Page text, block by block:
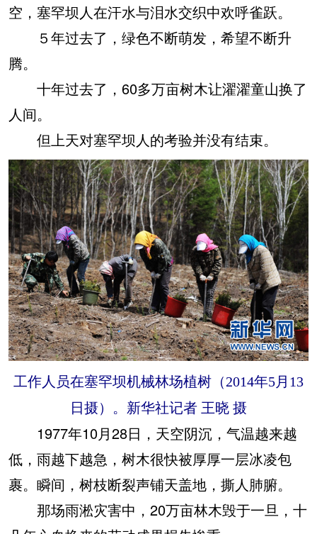
空，塞罕坝人在汗水与泪水交织中欢呼雀跃。
５年过去了，绿色不断萌发，希望不断升
腾。
十年过去了，60多万亩树木让濯濯童山换了
人间。
但上天对塞罕坝人的考验并没有结束。
工作人员在塞罕坝机械林场植树（2014年5月13
日摄）。新华社记者 王晓 摄
1977年10月28日，天空阴沉，气温越来越
低，雨越下越急，树木很快被厚厚一层冰凌包
裹。瞬间，树枝断裂声铺天盖地，撕人肺腑。
那场雨淞灾害中，20万亩林木毁于一旦，十